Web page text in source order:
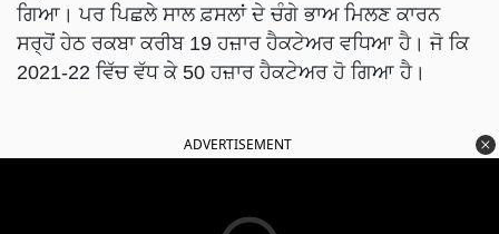
ਗਿਆ। ਪਰ ਪਿਛਲੇ ਸਾਲ ਫ਼ਸਲਾਂ ਦੇ ਚੰਗੇ ਭਾਅ ਮਿਲਣ ਕਾਰਨ
ਸਰ੍ਹੋਂ ਹੇਠ ਰਕਬਾ ਕਰੀਬ 19 ਹਜ਼ਾਰ ਹੈਕਟੇਅਰ ਵਧਿਆ ਹੈ। ਜੋ ਕਿ
2021-22 ਵਿੱਚ ਵੱਧ ਕੇ 50 ਹਜ਼ਾਰ ਹੈਕਟੇਅਰ ਹੋ ਗਿਆ ਹੈ।